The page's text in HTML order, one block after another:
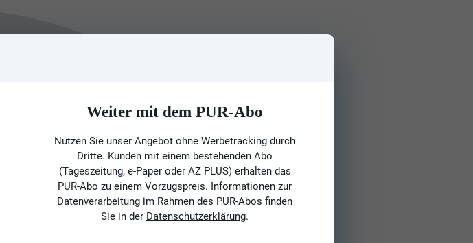
Weiter mit dem PUR-Abo
Nutzen Sie unser Angebot ohne Werbetracking durch
Dritte. Kunden mit einem bestehenden Abo
(Tageszeitung, e-Paper oder AZ PLUS) erhalten das
PUR-Abo zu einem Vorzugspreis. Informationen zur
Datenverarbeitung im Rahmen des PUR-Abos finden
Sie in der Datenschutzerklärung.